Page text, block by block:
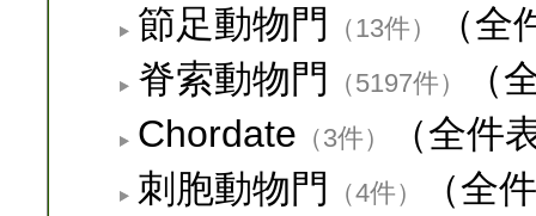
節足動物門
（13件）
（
脊索動物門
（5197件）
（
Chordate （3件）
（全件
刺胞動物門
（4件）
（全